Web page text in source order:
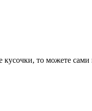
то можете